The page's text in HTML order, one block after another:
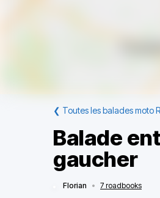
❮ Toutes les balades moto
Balade
gaucher
Florian • 7 roadbooks